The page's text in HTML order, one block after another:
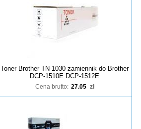
Toner Brother TN-1030 zamiennik do Brother
DCP-1510E DCP-1512E
Cena brutto: 27.05 zł